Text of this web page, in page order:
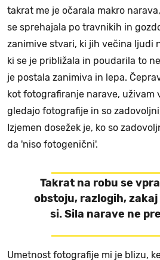
takrat me je očarala makro
se sprehajala po travnikih in
zanimive stvari, ki jih večina ljudi
ki se je približala in poudarila to
je postala zanimiva in lepa.
kot fotografiranje narave, uživam
gledajo fotografije in so
Izjemen dosežek je, ko so
da 'niso fotogenični'.
Takrat na robu se
obstoju, razlogih,
si. Sila narave ne
Umetnost fotografije mi je blizu,